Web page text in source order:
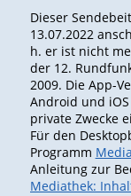
Dieser
13.07.2022
h. er ist nicht
der 12.
2009. Die App-
Android und
private Zwecke
Für den
Programm
Anleitung zur
Mediathek: